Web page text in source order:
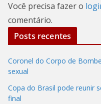
Você precisa fazer o
comentário.
Posts recentes
Coronel do Corpo de
sexual
Copa do Brasil pode reunir
final